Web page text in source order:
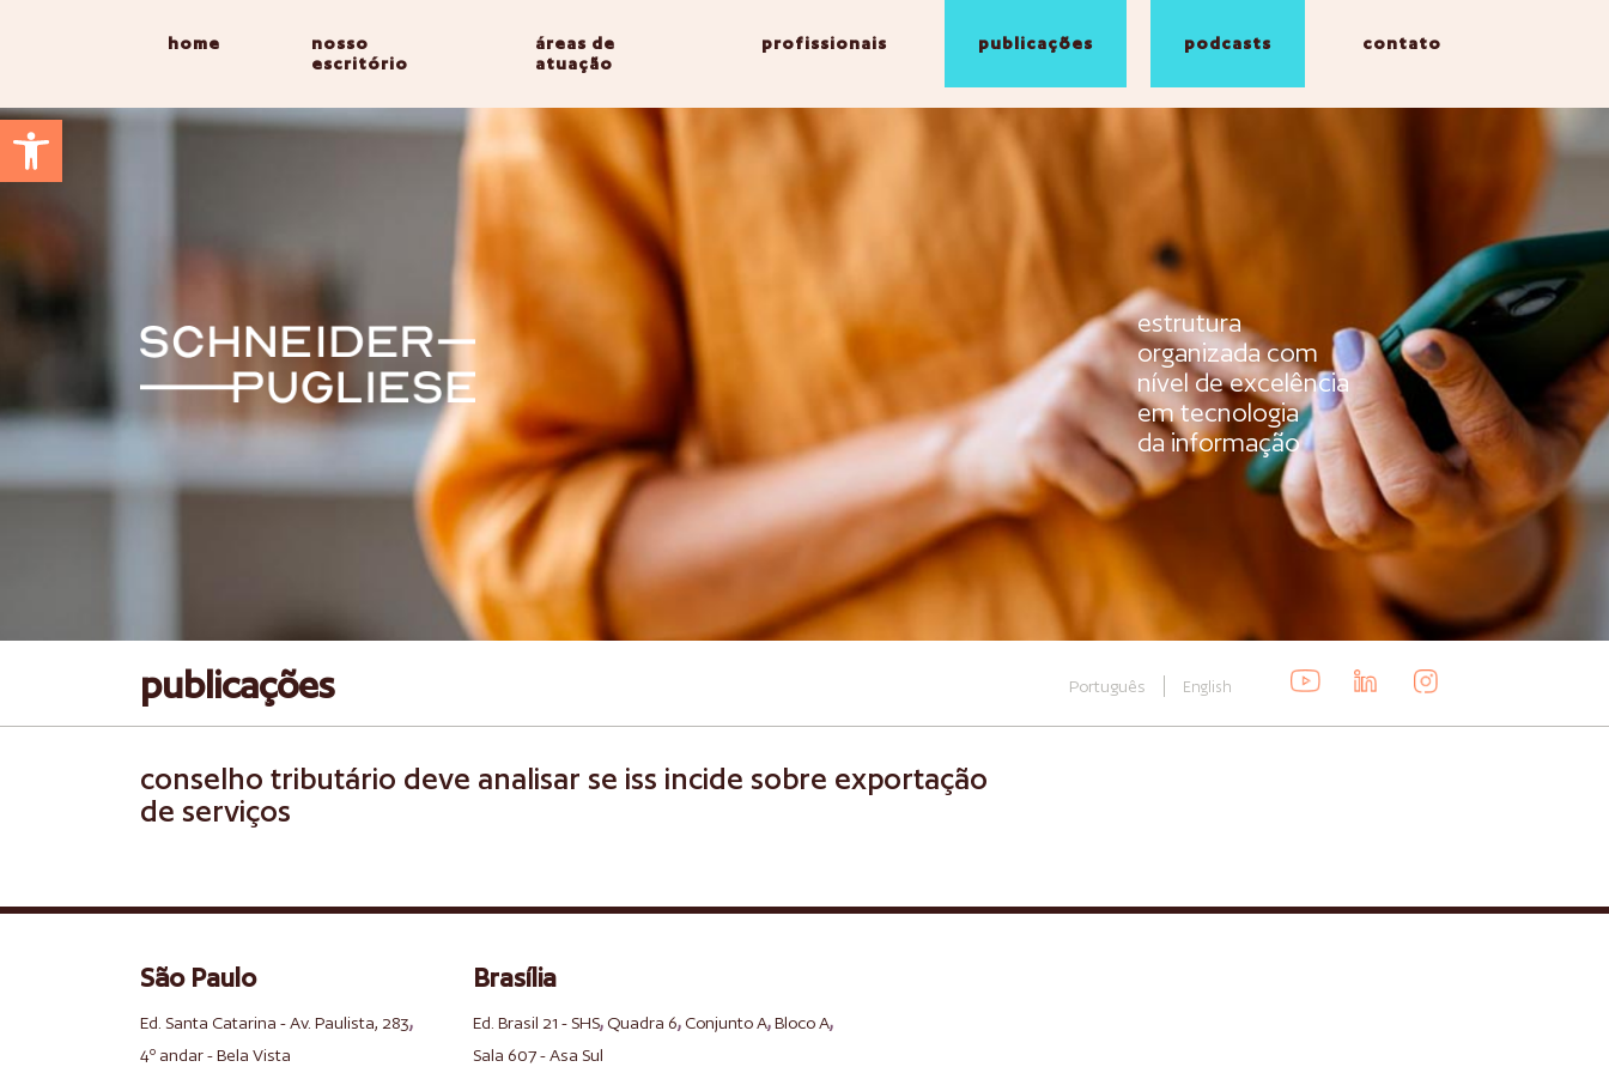
Abrir a barra de ferramentas
home
nosso
escritório
áreas de
atuação
profissionais publicações podcasts contato
estrutura
organizada com
nível de excelência
em tecnologia
da informação
publicações Português English
conselho tributário deve analisar se iss incide sobre exportação
de serviços
São Paulo
Ed. Santa Catarina - Av. Paulista, 283,
4º andar - Bela Vista
Brasília
Ed. Brasil 21 - SHS,Quadra 6,Conjunto A,Bloco A,
Sala 607 - Asa Sul